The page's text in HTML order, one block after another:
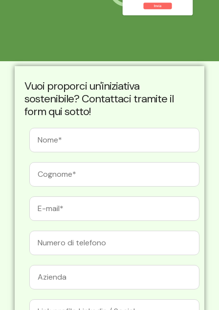
Vuoi proporci un'iniziativa
sostenibile? Contattaci tramite il
form qui sotto!